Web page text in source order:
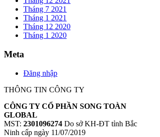
Tháng 7 2021
Tháng 1 2021
Tháng 12 2020
Tháng 1 2020
Meta
Đăng nhập
THÔNG TIN CÔNG TY
CÔNG TY CỔ PHẦN SONG TOÀN
GLOBAL
MST: 2301096274 Do sở KH-ĐT tỉnh Bắc
Ninh cấp ngày 11/07/2019